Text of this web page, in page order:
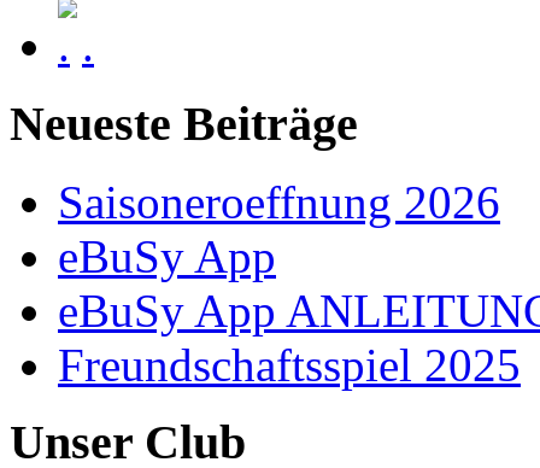
.
Neueste Beiträge
Saisoneroeffnung 2026
eBuSy App
eBuSy App
Freundschaftsspiel 2025
Unser Club